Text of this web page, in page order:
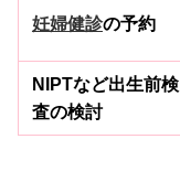
妊婦健診の予約
NIPTなど出生前検
査の検討